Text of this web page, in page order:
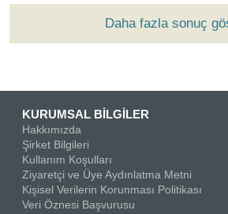
Daha fazla sonuç
KURUMSAL BİLGİLER
Hakkımızda
Şirket Bilgileri
Kullanım Koşulları
Ziyaretçi ve Üye Aydınlatma Metni
Kişisel Verilerin Korunması Politikası
Veri Öznesi Başvurusu